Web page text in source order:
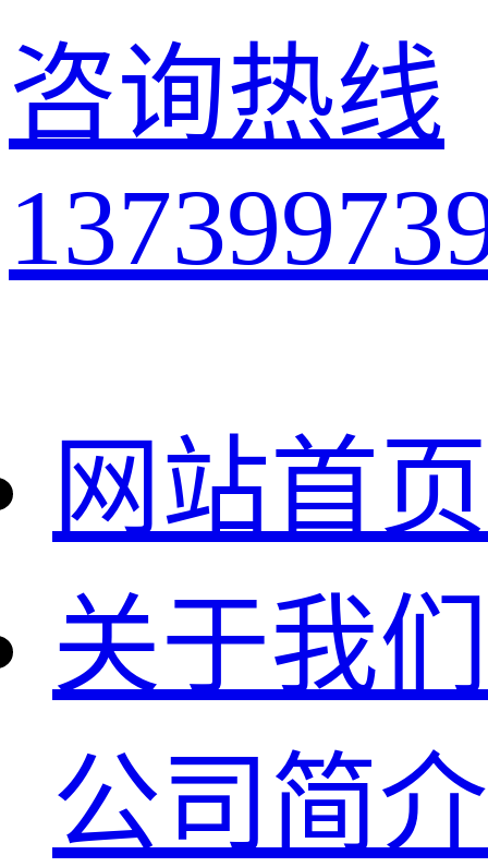
咨询热线
网站首页
关于我们
公司简介